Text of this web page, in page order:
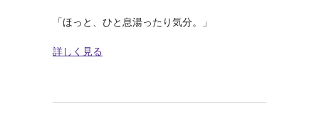
「ほっと、ひと息湯ったり気分。」
詳しく見る